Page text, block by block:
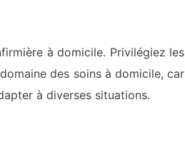
à domicile. Privilégiez les
des soins à domicile, car
à diverses situations.